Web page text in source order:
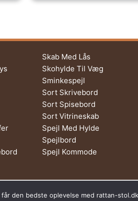
Skab Med Lås
Skohylde Til Væg
Sminkespejl
Sort Skrivebord
Sort Spisebord
Sort Vitrineskab
Spejl Med Hylde
Spejlbord
Spejl Kommode
Meydan Hotel, Grandstand, 6th floor,
den bedste oplevelse med rattan-stol.dk